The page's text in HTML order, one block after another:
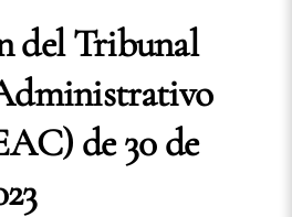
del Tribunal
de 30 de